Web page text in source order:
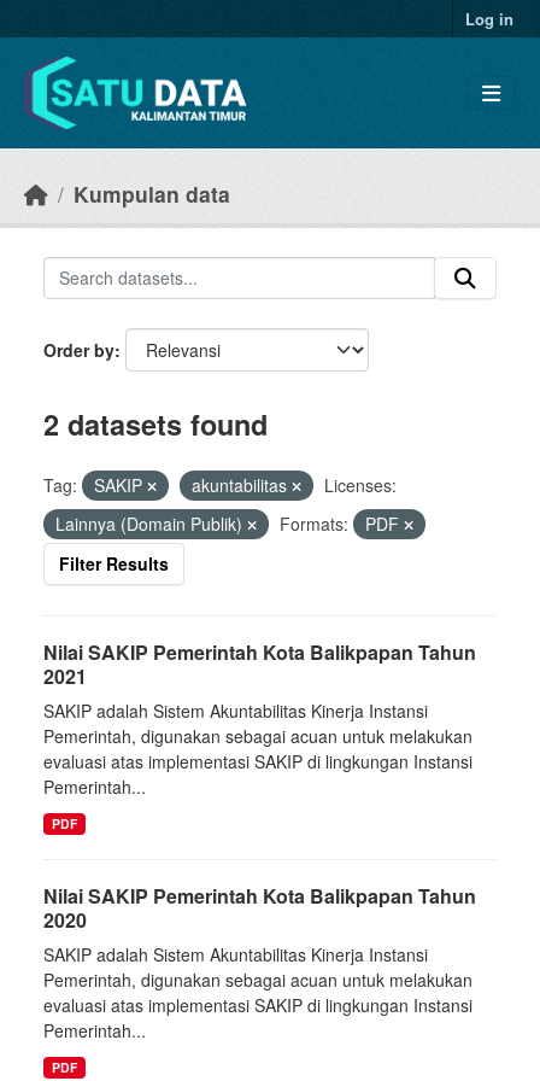
Log in
Kumpulan data
Order by
2 datasets found
Tag: SAKIP akuntabilitas
Licenses:
Lainnya (Domain Publik)
Formats:
PDF
Filter Results
Nilai SAKIP Pemerintah Kota Balikpapan Tahun
2021
SAKIP adalah Sistem Akuntabilitas Kinerja Instansi
Pemerintah, digunakan sebagai acuan untuk melakukan
evaluasi atas implementasi SAKIP di lingkungan Instansi
Pemerintah...
PDF
Nilai SAKIP Pemerintah Kota Balikpapan Tahun
2020
SAKIP adalah Sistem Akuntabilitas Kinerja Instansi
Pemerintah, digunakan sebagai acuan untuk melakukan
evaluasi atas implementasi SAKIP di lingkungan Instansi
Pemerintah...
PDF